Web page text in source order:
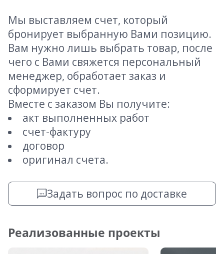
Мы выставляем счет, который
бронирует выбранную Вами позицию.
Вам нужно лишь выбрать товар, после
чего с Вами свяжется персональный
менеджер, обработает заказ и
сформирует счет.
Вместе с заказом Вы получите:
акт выполненных работ
счет-фактуру
договор
оригинал счета.
Задать вопрос по доставке
Реализованные проекты